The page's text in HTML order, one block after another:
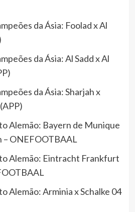
da Ásia: Foolad x Al
da Ásia: Al Sadd x Al
da Ásia: Sharjah x
Alemão: Bayern de Munique
– ONEFOOTBAAL
Alemão: Eintracht Frankfurt
Alemão: Arminia x Schalke 04